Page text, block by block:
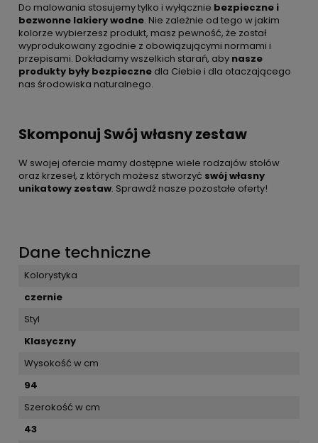
Do malowania stosujemy tylko i wyłącznie bezpieczne i
bezwonne lakiery wodne. Nie zależnie od tego w jakim
kolorze wybierzesz produkt, masz pewność, że został
wyprodukowany zgodnie z obowiązującymi normami i
przepisami. Dokładamy wszelkich starań, aby nasze
produkty były bezpieczne dla Ciebie i dla otaczającego
nas środowiska naturalnego.
Skomponuj Swój własny zestaw
W swojej ofercie mamy dostępne wiele rodzajów stołów
oraz krzeseł, z których możesz stworzyć swój własny
unikatowy zestaw. Sprawdź nasze pozostałe oferty!
Dane techniczne
Kolorystyka
czernie
Styl
Klasyczny
Wysokość w cm
94
Szerokość w cm
43